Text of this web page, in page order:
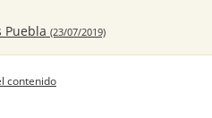
Puebla (23/07/2019)
contenido